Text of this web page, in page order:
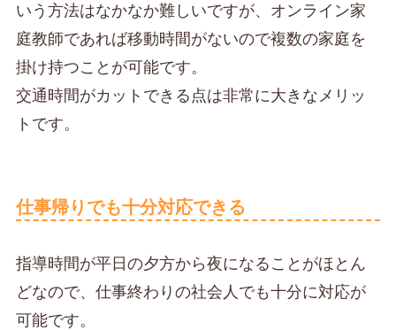
いう方法はなかなか難しいですが、オンライン家
庭教師であれば移動時間がないので複数の家庭を
掛け持つことが可能です。
交通時間がカットできる点は非常に大きなメリッ
トです。
仕事帰りでも十分対応できる
指導時間が平日の夕方から夜になることがほとん
どなので、仕事終わりの社会人でも十分に対応が
可能です。